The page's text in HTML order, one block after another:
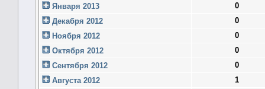
Января 2013
0
Декабря 2012
0
Ноября 2012
0
Октября 2012
0
Сентября 2012
0
Августа 2012
1